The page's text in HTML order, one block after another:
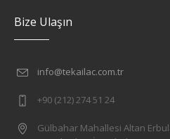
Bize Ulaşın
info@tekailac.com.tr
+90 (212) 274 51 24
Gülbahar Mahallesi Altan